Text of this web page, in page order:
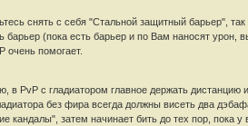
снять с себя "Стальной защитный барьер",
барьер (пока есть барьер и по Вам наносят
очень помогает.
в PvP с гладиатором главное держать
без фира всегда должны висеть два
кандалы", затем начинает бить до тех пор, пока